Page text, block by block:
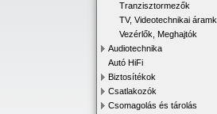
Tranzisztormezők
TV, Videotechnikai
Vezérlők, Meghajtók
Audiotechnika
Autó HiFi
Biztosítékok
Csatlakozók
Csomagolás és tárolás